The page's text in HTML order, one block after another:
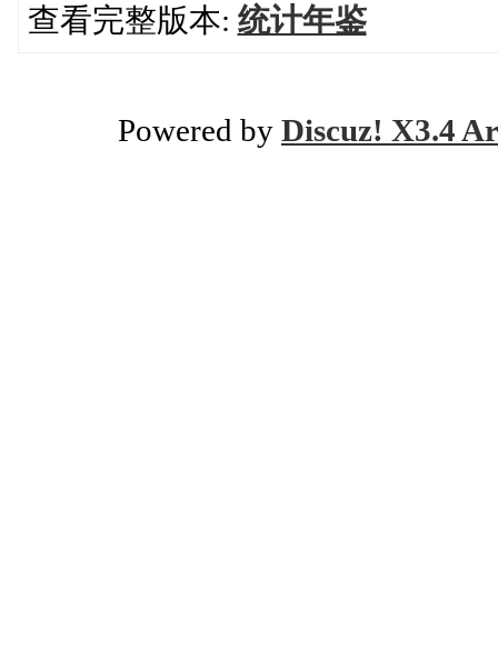
查看完整版本: 统计年鉴
Powered by Discuz! X3.4